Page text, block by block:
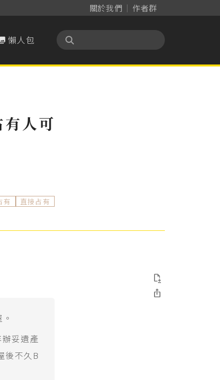
關於我們 作者群
懶人包
人可
有 直接占有
妥遺產
後不久B

